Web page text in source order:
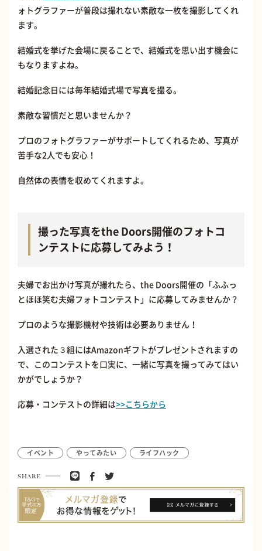
ォトグラファーが普段は撮れない素敵な一枚を撮影してくれ
ます。
結婚式を挙げた会場に戻ることで、結婚式を思い出す機会に
もなりますよね。
結婚記念日には毎年結婚式場で写真を撮る。
素敵な習慣だと思いませんか？
プロのフォトグラファーがサポートしてくれるため、写真が
苦手な2人でも安心！
自然体の表情を収めてくれますよ。
撮った写真をthe Doors開催のフォトコ
ンテストに応募してみよう！
夫婦でお出かけ写真が撮れたら、the Doors開催の「ふふっ
とほほ笑む夫婦フォトコンテスト」に応募してみませんか？
プロのような撮影機材や技術は必要ありません！
入選された３組にはAmazonギフトがプレゼントされますの
で、このコンテストを口実に、一緒に写真を撮ってみてはい
かがでしょうか？
応募・コンテストの詳細は>>こちらから
イベント やってみたい ライフハック
SHARE